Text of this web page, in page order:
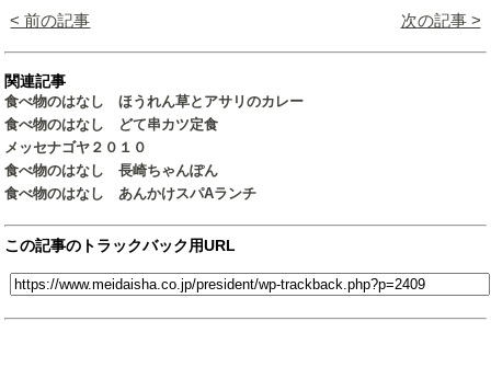
< 前の記事 次の記事 >
関連記事
食べ物のはなし ほうれん草とアサリのカレー
食べ物のはなし どて串カツ定食
メッセナゴヤ２０１０
食べ物のはなし 長崎ちゃんぽん
食べ物のはなし あんかけスパAランチ
この記事のトラックバック用URL